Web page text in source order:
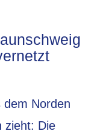
dem Norden
zieht: Die